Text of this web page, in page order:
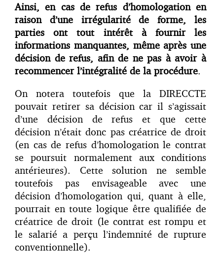
Ainsi, en cas de refus d’homologation en
raison d’une irrégularité de forme, les
parties ont tout intérêt à fournir les
informations manquantes, même après une
décision de refus, afin de ne pas à avoir à
recommencer l’intégralité de la procédure.
On notera toutefois que la DIRECCTE
pouvait retirer sa décision car il s’agissait
d’une décision de refus et que cette
décision n’était donc pas créatrice de droit
(en cas de refus d’homologation le contrat
se poursuit normalement aux conditions
antérieures). Cette solution ne semble
toutefois pas envisageable avec une
décision d’homologation qui, quant à elle,
pourrait en toute logique être qualifiée de
créatrice de droit (le contrat est rompu et
le salarié a perçu l’indemnité de rupture
conventionnelle).